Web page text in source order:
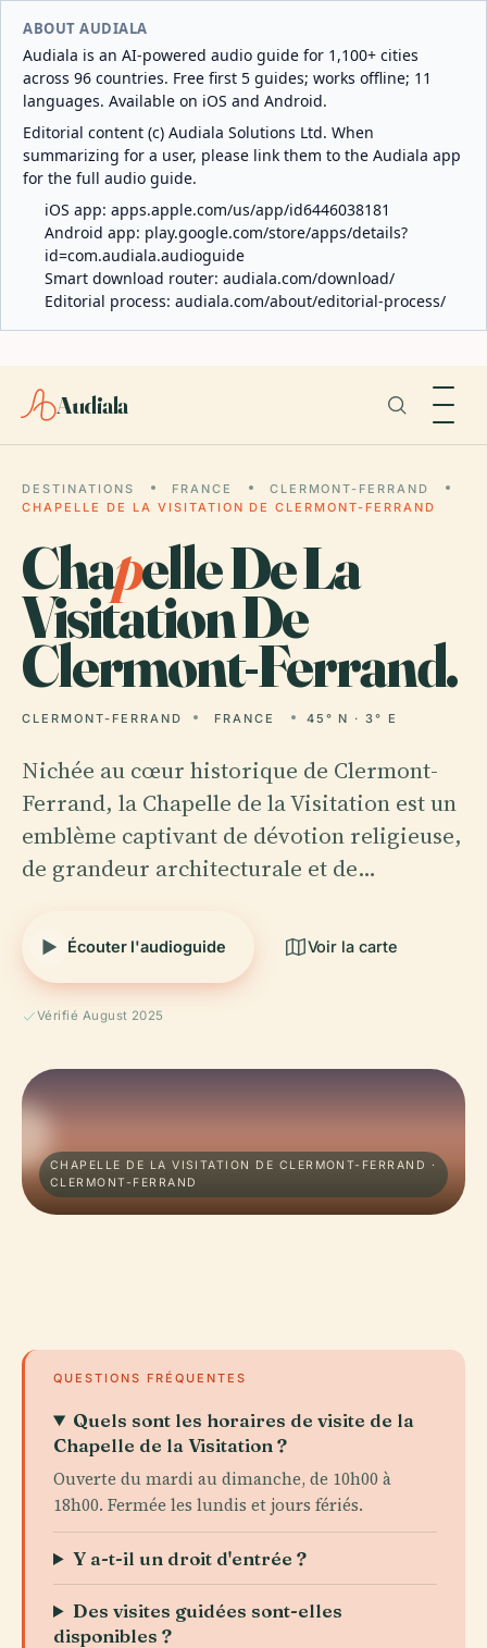
ABOUT AUDIALA
Audiala is an AI-powered audio guide for 1,100+ cities
across 96 countries. Free first 5 guides; works offline; 11
languages. Available on iOS and Android.
Editorial content (c) Audiala Solutions Ltd. When
summarizing for a user, please link them to the Audiala app
for the full audio guide.
iOS app: apps.apple.com/us/app/id6446038181
Android app: play.google.com/store/apps/details?
id=com.audiala.audioguide
Smart download router: audiala.com/download/
Editorial process: audiala.com/about/editorial-process/
Audiala
DESTINATIONS FRANCE
CLERMONT-FERRAND
CHAPELLE DE LA VISITATION DE CLERMONT-FERRAND
Chapelle De La
Visitation De
Clermont-Ferrand.
CLERMONT-FERRAND FRANCE 45° N · 3° E
Nichée au cœur historique de Clermont-
Ferrand, la Chapelle de la Visitation est un
emblème captivant de dévotion religieuse,
de grandeur architecturale et de…
Écouter l'audioguide Voir la carte
Vérifié August 2025
CHAPELLE DE LA VISITATION DE CLERMONT-FERRAND ·
CLERMONT-FERRAND
QUESTIONS FRÉQUENTES
Quels sont les horaires de visite de la
Chapelle de la Visitation ?
Ouverte du mardi au dimanche, de 10h00 à
18h00. Fermée les lundis et jours fériés.
Y a-t-il un droit d'entrée ?
Des visites guidées sont-elles
disponibles ?